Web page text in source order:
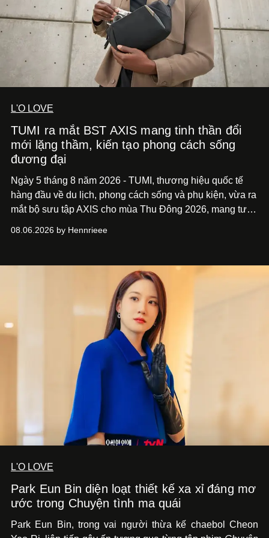
L'O LOVE
TUMI ra mắt BST AXIS mang tinh thần đổi
mới lặng thầm, kiến tạo phong cách sống
đương đại
Ngày 5 tháng 8 năm 2026 - TUMI, thương hiệu quốc tế
hàng đầu về du lịch, phong cách sống và phụ kiện, vừa ra
mắt bộ sưu tập AXIS cho mùa Thu Đông 2026, mang tư
và phong cách sống hiện đại bằng thiết kế sắc nét, chuẩn
08.06.2026 by Hennrieee
L'O LOVE
Park Eun Bin diện loạt thiết kế xa xỉ đáng mơ
ước trong Chuyện tình ma quái
Park Eun Bin, trong vai người thừa kế chaebol Cheon